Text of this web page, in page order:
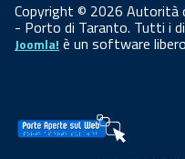
Copyright © 2026 Autorità
- Porto di Taranto. Tutti i
Joomla! è un software